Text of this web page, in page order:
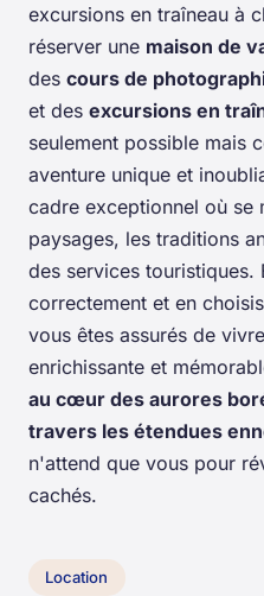
excursions en traîneau à
réserver une maison de
des cours de
et des excursions en
seulement possible mais
aventure unique et
cadre exceptionnel où se
paysages, les traditions
des services touristiques.
correctement et en
vous êtes assurés de
enrichissante et
au cœur des aurores
travers les étendues
n'attend que vous pour
cachés.
Location